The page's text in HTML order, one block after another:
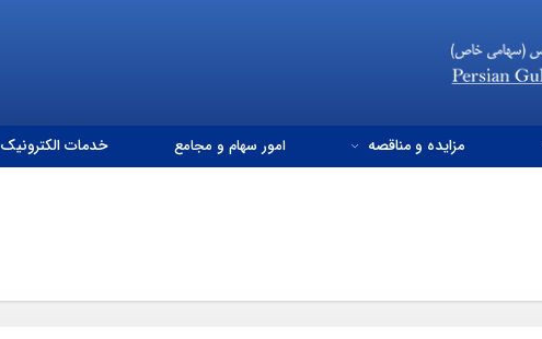
مزایده و مناقصه امور سهام و مجامع خدمات الکترونیک